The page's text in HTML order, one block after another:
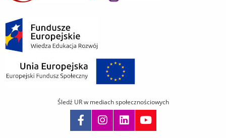
Śledź UR w mediach społecznościowych